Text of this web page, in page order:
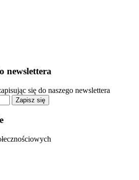
newslettera
się do naszego newslettera
Zapisz się